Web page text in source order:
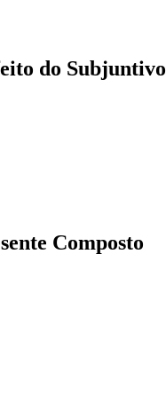
do Subjuntivo
Composto